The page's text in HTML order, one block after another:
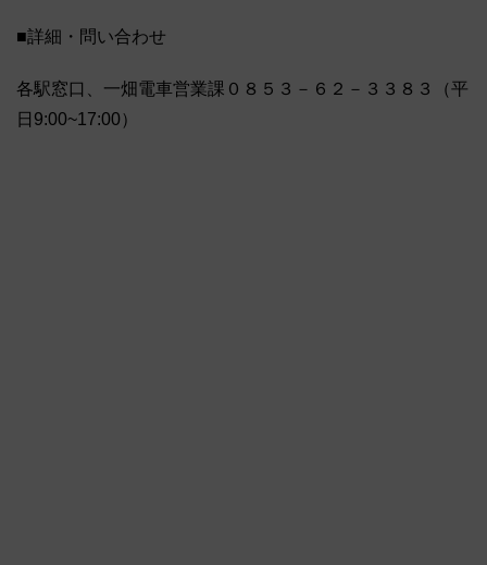
■詳細・問い合わせ
各駅窓口、一畑電車営業課０８５３－６２－３３８３（平
日9:00~17:00）